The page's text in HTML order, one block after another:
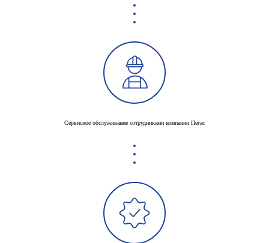
Сервисное обслуживание сотрудниками компании Пегас